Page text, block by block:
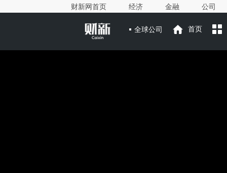
财新网首页 经济 金融 公司
全球公司 首页